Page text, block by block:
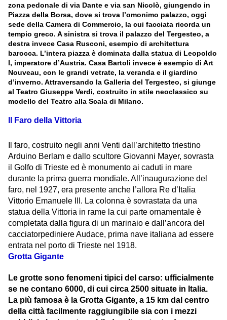
zona pedonale di via Dante e via san Nicolò, giungendo in
Piazza della Borsa, dove si trova l’omonimo palazzo, oggi
sede della Camera di Commercio, la cui facciata ricorda un
tempio greco. A sinistra si trova il palazzo del Tergesteo, a
destra invece Casa Rusconi, esempio di architettura
barocca. L’intera piazza è dominata dalla statua di Leopoldo
I, imperatore d’Austria. Casa Bartoli invece è esempio di Art
Nouveau, con le grandi vetrate, la veranda e il giardino
d’inverno. Attraversando la Galleria del Tergesteo, si giunge
al Teatro Giuseppe Verdi, costruito in stile neoclassico su
modello del Teatro alla Scala di Milano.
Il Faro della Vittoria
Il faro, costruito negli anni Venti dall’architetto triestino
Arduino Berlam e dallo scultore Giovanni Mayer, sovrasta
il Golfo di Trieste ed è monumento ai caduti in mare
durante la prima guerra mondiale. All’inaugurazione del
faro, nel 1927, era presente anche l’allora Re d’Italia
Vittorio Emanuele III. La colonna è sovrastata da una
statua della Vittoria in rame la cui parte ornamentale è
completata dalla figura di un marinaio e dall’ancora del
cacciatorpediniere Audace, prima nave italiana ad essere
entrata nel porto di Trieste nel 1918.
Grotta Gigante
Le grotte sono fenomeni tipici del carso: ufficialmente
se ne contano 6000, di cui circa 2500 situate in Italia.
La più famosa è la Grotta Gigante, a 15 km dal centro
della città facilmente raggiungibile sia con i mezzi